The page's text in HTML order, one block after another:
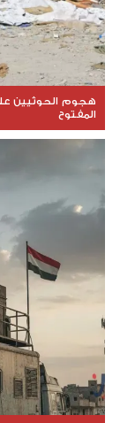
هجوم الحوثيين
المفتوح